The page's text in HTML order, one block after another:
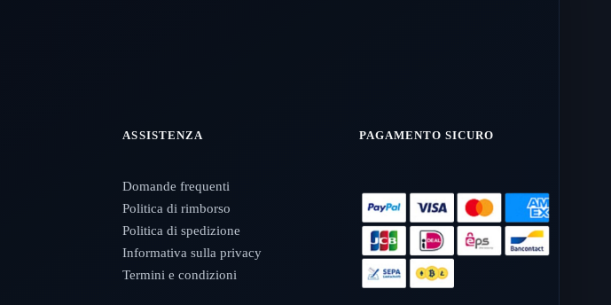
ASSISTENZA
Domande frequenti
Politica di rimborso
Politica di spedizione
Informativa sulla privacy
Termini e condizioni
PAGAMENTO SICURO